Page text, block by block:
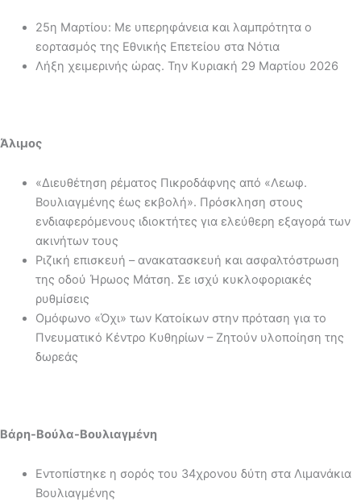
25η Μαρτίου: Με υπερηφάνεια και λαμπρότητα ο
εορτασμός της Εθνικής Επετείου στα Νότια
Λήξη χειμερινής ώρας. Την Κυριακή 29 Μαρτίου 2026
Άλιμος
«Διευθέτηση ρέματος Πικροδάφνης από «Λεωφ.
Βουλιαγμένης έως εκβολή». Πρόσκληση στους
ενδιαφερόμενους ιδιοκτήτες για ελεύθερη εξαγορά των
ακινήτων τους
Ριζική επισκευή – ανακατασκευή και ασφαλτόστρωση
της οδού Ήρωος Μάτση. Σε ισχύ κυκλοφοριακές
ρυθμίσεις
Ομόφωνο «Όχι» των Κατοίκων στην πρόταση για το
Πνευματικό Κέντρο Κυθηρίων – Ζητούν υλοποίηση της
δωρεάς
Βάρη-Βούλα-Βουλιαγμένη
Εντοπίστηκε η σορός του 34χρονου δύτη στα Λιμανάκια
Βουλιαγμένης